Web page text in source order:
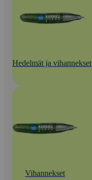
Hedelmät ja vihannekset
Vihannekset